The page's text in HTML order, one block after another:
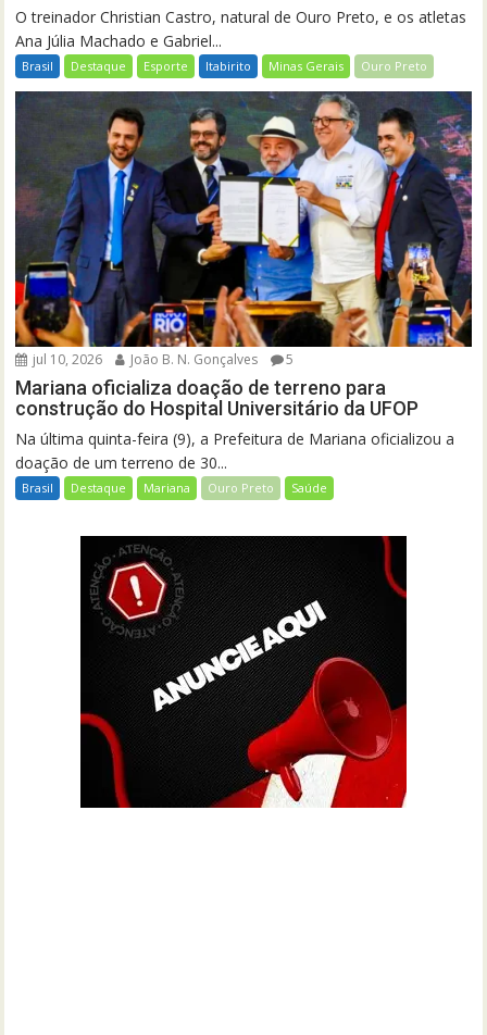
O treinador Christian Castro, natural de Ouro Preto, e os atletas
Ana Júlia Machado e Gabriel...
Brasil Destaque Esporte Itabirito Minas Gerais Ouro Preto
jul 10, 2026 João B. N. Gonçalves 5
Mariana oficializa doação de terreno para
construção do Hospital Universitário da UFOP
Na última quinta-feira (9), a Prefeitura de Mariana oficializou a
doação de um terreno de 30...
Brasil Destaque Mariana Ouro Preto Saúde